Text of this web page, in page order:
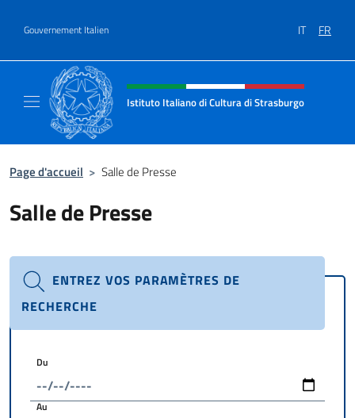
Gouvernement Italien IT FR
Site Web, social et en-tête de
Istituto Italiano di Cultura di Strasburgo
Page d'accueil > Salle de Presse
Salle de Presse
ENTREZ VOS PARAMÈTRES DE
RECHERCHE
Du
Au